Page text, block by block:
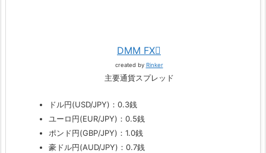
DMM FX
created by Rinker
主要通貨スプレッド
ドル円(USD/JPY)：0.3銭
ユーロ円(EUR/JPY)：0.5銭
ポンド円(GBP/JPY)：1.0銭
豪ドル円(AUD/JPY)：0.7銭